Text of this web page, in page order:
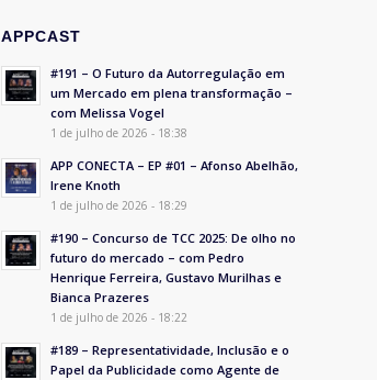
APPCAST
#191 – O Futuro da Autorregulação em
um Mercado em plena transformação –
com Melissa Vogel
1 de julho de 2026 - 18:38
APP CONECTA – EP #01 – Afonso Abelhão,
Irene Knoth
1 de julho de 2026 - 18:29
#190 – Concurso de TCC 2025: De olho no
futuro do mercado – com Pedro
Henrique Ferreira, Gustavo Murilhas e
Bianca Prazeres
1 de julho de 2026 - 18:22
#189 – Representatividade, Inclusão e o
Papel da Publicidade como Agente de